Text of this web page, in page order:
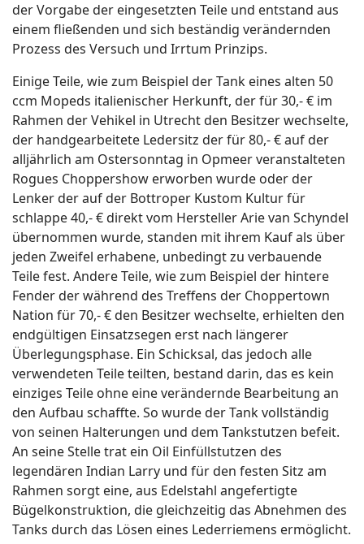
der Vorgabe der eingesetzten Teile und entstand aus
einem fließenden und sich beständig verändernden
Prozess des Versuch und Irrtum Prinzips.
Einige Teile, wie zum Beispiel der Tank eines alten 50
ccm Mopeds italienischer Herkunft, der für 30,- € im
Rahmen der Vehikel in Utrecht den Besitzer wechselte,
der handgearbeitete Ledersitz der für 80,- € auf der
alljährlich am Ostersonntag in Opmeer veranstalteten
Rogues Choppershow erworben wurde oder der
Lenker der auf der Bottroper Kustom Kultur für
schlappe 40,- € direkt vom Hersteller Arie van Schyndel
übernommen wurde, standen mit ihrem Kauf als über
jeden Zweifel erhabene, unbedingt zu verbauende
Teile fest. Andere Teile, wie zum Beispiel der hintere
Fender der während des Treffens der Choppertown
Nation für 70,- € den Besitzer wechselte, erhielten den
endgültigen Einsatzsegen erst nach längerer
Überlegungsphase. Ein Schicksal, das jedoch alle
verwendeten Teile teilten, bestand darin, das es kein
einziges Teile ohne eine verändernde Bearbeitung an
den Aufbau schaffte. So wurde der Tank vollständig
von seinen Halterungen und dem Tankstutzen befeit.
An seine Stelle trat ein Oil Einfüllstutzen des
legendären Indian Larry und für den festen Sitz am
Rahmen sorgt eine, aus Edelstahl angefertigte
Bügelkonstruktion, die gleichzeitig das Abnehmen des
Tanks durch das Lösen eines Lederriemens ermöglicht.